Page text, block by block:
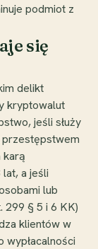
podmiot z
się
delikt
kryptowalut
jeśli służy
przestępstwem
karą
a jeśli
lub
299 § 5 i 6 KK)
klientów w